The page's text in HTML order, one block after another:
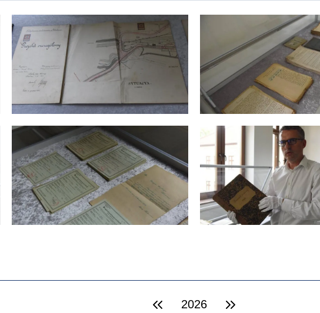
poprzedni rok2026 następny rok